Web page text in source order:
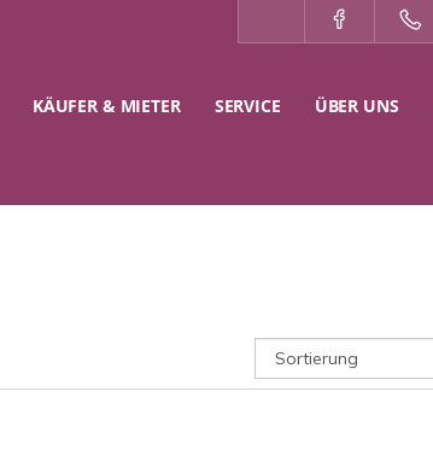
KÄUFER & MIETER SERVICE ÜBER UNS